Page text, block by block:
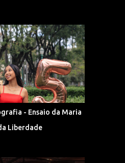
- Ensaio da Maria
Liberdade